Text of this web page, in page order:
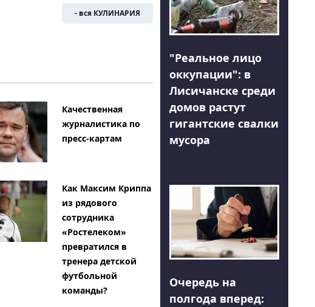
- вся КУЛИНАРИЯ
Качественная
журналистика по
пресс-картам
Как Максим Криппа
из рядового
сотрудника
«Ростелеком»
превратился в
тренера детской
футбольной
команды?
"Реальное лицо
оккупации": в
Лисичанске среди
домов растут
гигантские свалки
мусора
Очередь на
полгода вперед: